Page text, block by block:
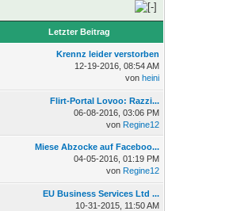
Letzter Beitrag
Krennz leider verstorben
12-19-2016, 08:54 AM
vonheini
Flirt-Portal Lovoo: Razzi...
06-08-2016, 03:06 PM
von Regine12
Miese Abzocke auf Faceboo...
04-05-2016, 01:19 PM
von Regine12
EU Business Services Ltd ...
10-31-2015, 11:50 AM